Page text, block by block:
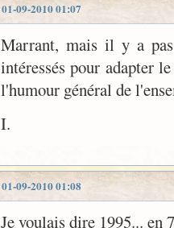
01-09-2010 01:07
Marrant, mais il y a pas
intéressés pour adapter
l'humour général de
I.
01-09-2010 01:08
Je voulais dire 1995... en